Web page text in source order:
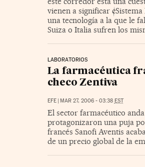
vienen a significar
una tecnología a la que le
Suiza o Italia sufren los
LABORATORIOS
La farmacéutica
checo Zentiva
EFE | MAR 27, 2006 - 03:38 EST
El sector farmacéutico
protagonizaron una puja
francés Sanofi Aventis
de un precio global de la